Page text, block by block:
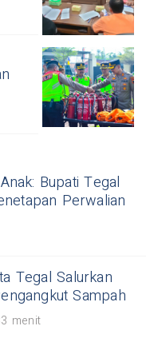
Bupati Tegal
Perwalian
Tegal Salurkan
Sampah
menit